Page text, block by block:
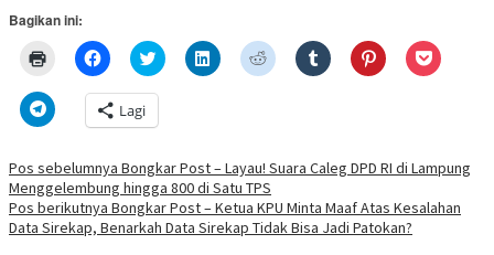
Bagikan ini:
untuk
di
jendela
yang
Klik
untuk
di
Facebook(Membuka
di
baru)
Klik
untuk
pada
di
baru)
Klik
untuk
baru)
Klik
untuk
baru)
Klik
untuk
baru)
Klik
untuk
baru)
Klik
untuk
baru)
Klik
untuk
berbagi
Telegram(Membuka
di
jendela
yang
baru)
Lagi
Navigasi
pos
Pos sebelumnya Bongkar Post – Layau! Suara Caleg DPD RI di Lampung
Menggelembung hingga 800 di Satu TPS
Pos berikutnya Bongkar Post – Ketua KPU Minta Maaf Atas Kesalahan
Data Sirekap, Benarkah Data Sirekap Tidak Bisa Jadi Patokan?